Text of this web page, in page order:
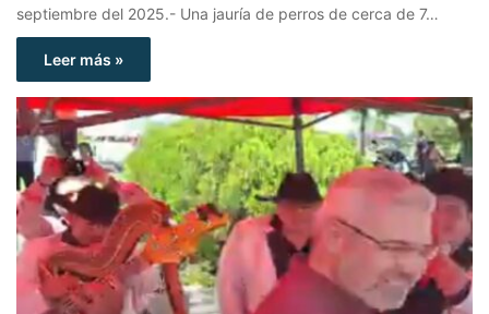
septiembre del 2025.- Una jauría de perros de cerca de 7…
Leer más »